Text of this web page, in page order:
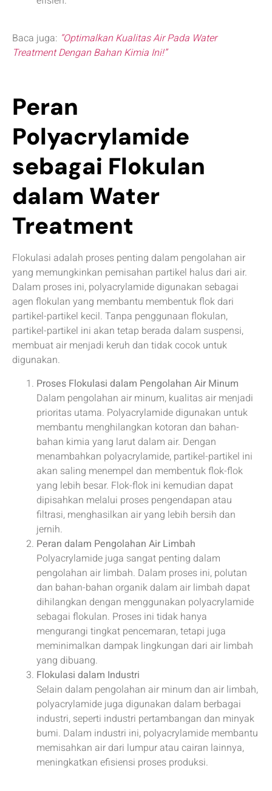
Baca juga: “Optimalkan Kualitas Air Pada Water
Treatment Dengan Bahan Kimia Ini!”
Peran
Polyacrylamide
sebagai Flokulan
dalam Water
Treatment
Flokulasi adalah proses penting dalam pengolahan air
yang memungkinkan pemisahan partikel halus dari air.
Dalam proses ini, polyacrylamide digunakan sebagai
agen flokulan yang membantu membentuk flok dari
partikel-partikel kecil. Tanpa penggunaan flokulan,
partikel-partikel ini akan tetap berada dalam suspensi,
membuat air menjadi keruh dan tidak cocok untuk
digunakan.
Proses Flokulasi dalam Pengolahan Air Minum
Dalam pengolahan air minum, kualitas air menjadi
prioritas utama. Polyacrylamide digunakan untuk
membantu menghilangkan kotoran dan bahan-
bahan kimia yang larut dalam air. Dengan
menambahkan polyacrylamide, partikel-partikel ini
akan saling menempel dan membentuk flok-flok
yang lebih besar. Flok-flok ini kemudian dapat
dipisahkan melalui proses pengendapan atau
filtrasi, menghasilkan air yang lebih bersih dan
jernih.
Peran dalam Pengolahan Air Limbah
Polyacrylamide juga sangat penting dalam
pengolahan air limbah. Dalam proses ini, polutan
dan bahan-bahan organik dalam air limbah dapat
dihilangkan dengan menggunakan polyacrylamide
sebagai flokulan. Proses ini tidak hanya
mengurangi tingkat pencemaran, tetapi juga
meminimalkan dampak lingkungan dari air limbah
yang dibuang.
Flokulasi dalam Industri
Selain dalam pengolahan air minum dan air limbah,
polyacrylamide juga digunakan dalam berbagai
industri, seperti industri pertambangan dan minyak
bumi. Dalam industri ini, polyacrylamide membantu
memisahkan air dari lumpur atau cairan lainnya,
meningkatkan efisiensi proses produksi.